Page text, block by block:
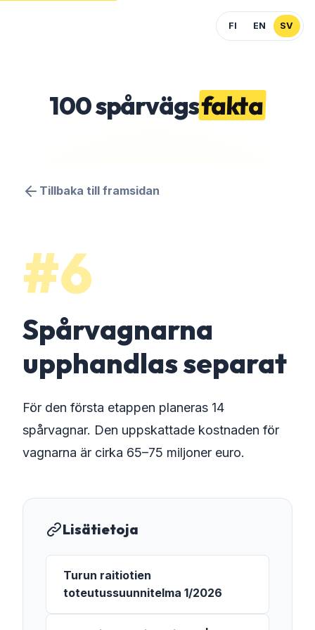
FI EN SV
100spårvägsfakta
Tillbaka till framsidan
#6
Spårvagnarna
upphandlas separat
För den första etappen planeras 14
spårvagnar. Den uppskattade kostnaden för
vagnarna är cirka 65–75 miljoner euro.
Lisätietoja
Turun raitiotien
toteutussuunnitelma 1/2026